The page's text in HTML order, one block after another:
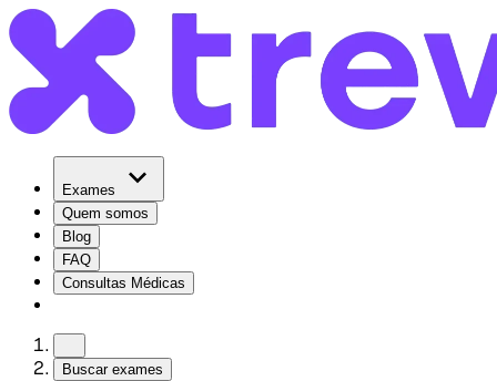
Exames
Quem somos
Blog
FAQ
Consultas Médicas
Buscar exames